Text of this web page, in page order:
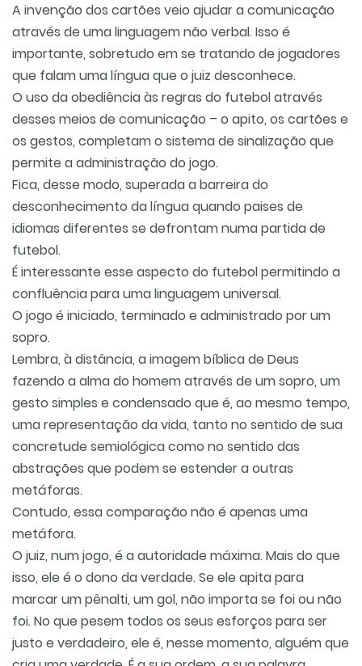
A invenção dos cartões veio ajudar a comunicação
através de uma linguagem não verbal. Isso é
importante, sobretudo em se tratando de jogadores
que falam uma língua que o juiz desconhece.
O uso da obediência às regras do futebol através
desses meios de comunicação – o apito, os cartões e
os gestos, completam o sistema de sinalização que
permite a administração do jogo.
Fica, desse modo, superada a barreira do
desconhecimento da língua quando paises de
idiomas diferentes se defrontam numa partida de
futebol.
É interessante esse aspecto do futebol permitindo a
confluência para uma linguagem universal.
O jogo é iniciado, terminado e administrado por um
sopro.
Lembra, à distância, a imagem bíblica de Deus
fazendo a alma do homem através de um sopro, um
gesto simples e condensado que é, ao mesmo tempo,
uma representação da vida, tanto no sentido de sua
concretude semiológica como no sentido das
abstrações que podem se estender a outras
metáforas.
Contudo, essa comparação não é apenas uma
metáfora.
O juiz, num jogo, é a autoridade máxima. Mais do que
isso, ele é o dono da verdade. Se ele apita para
marcar um pênalti, um gol, não importa se foi ou não
foi. No que pesem todos os seus esforços para ser
justo e verdadeiro, ele é, nesse momento, alguém que